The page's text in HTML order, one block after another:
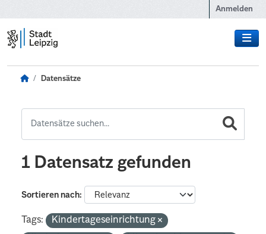
Anmelden
Datensätze
1 Datensatz gefunden
Sortieren nach
Tags:
Kindertageseinrichtung